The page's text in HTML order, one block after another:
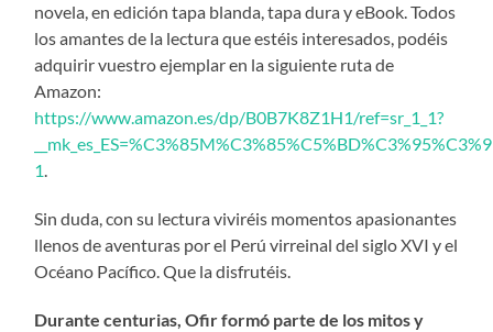
novela, en edición tapa blanda, tapa dura y eBook. Todos
los amantes de la lectura que estéis interesados, podéis
adquirir vuestro ejemplar en la siguiente ruta de
Amazon:
https://www.amazon.es/dp/B0B7K8Z1H1/ref=sr_1_1?
1.
Sin duda, con su lectura viviréis momentos apasionantes
llenos de aventuras por el Perú virreinal del siglo XVI y el
Océano Pacífico. Que la disfrutéis.
Durante centurias, Ofir formó parte de los mitos y